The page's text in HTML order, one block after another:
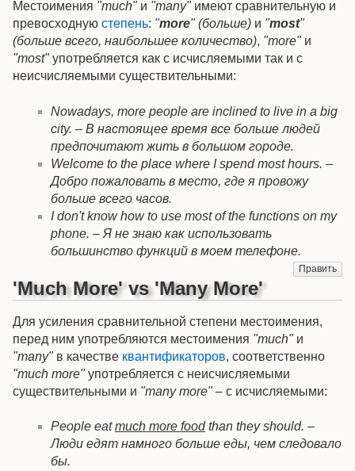
Местоимения "much"и "many"имеют сравнительную и
превосходную степень: "more" (больше) и "most"
(больше всего, наибольшее количество), "more"и
"most"употребляется как с исчисляемыми так и с
неисчисляемыми существительными:
Nowadays, more people are inclined to live in a big
city. – В настоящее время все больше людей
предпочитают жить в большом городе.
Welcome to the place where I spend most hours. –
Добро пожаловать в место, где я провожу
больше всего часов.
I don't know how to use most of the functions on my
phone. – Я не знаю как использовать
большинство функций в моем телефоне.
Править
'Much More' vs 'Many More'
Для усиления сравнительной степени местоимения,
перед ним употребляются местоимения "much"и
"many"в качестве квантификаторов, соответственно
"much more"употребляется с неисчисляемыми
существительными и "many more"– с исчисляемыми:
People eatmuch more food than they should. –
Люди едят намного больше еды, чем следовало
бы.